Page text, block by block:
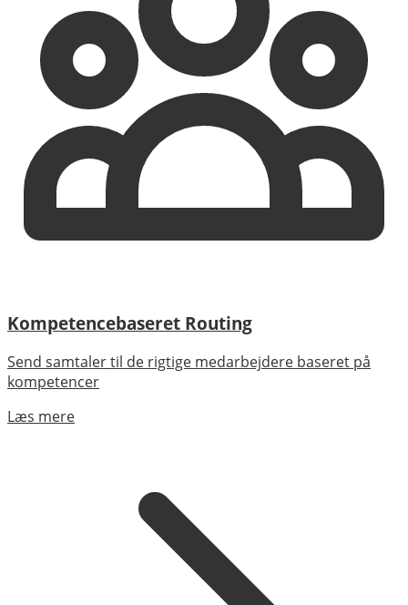
Kompetencebaseret Routing
Send samtaler til de rigtige medarbejdere baseret på
kompetencer
Læs mere